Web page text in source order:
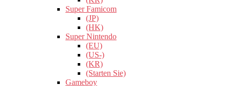
Super Famicom
(JP)
(HK)
Super Nintendo
(EU)
(US-)
(KR)
(Starten Sie)
Gameboy